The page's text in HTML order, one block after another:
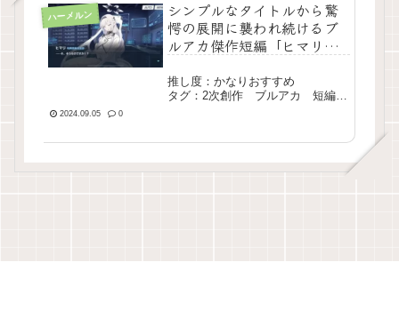
ハーメルン
シンプルなタイトルから驚
愕の展開に襲われ続けるブ
ルアカ傑作短編「ヒマリの
推し度：かなりおすすめ
タグ：2次創作 ブルアカ 短編
2024.09.05 0